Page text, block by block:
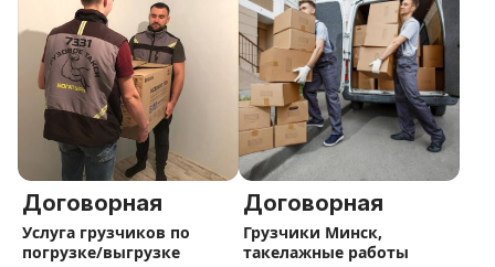
Договорная
Услуга грузчиков по
погрузке/выгрузке
Договорная
Грузчики Минск,
такелажные работы